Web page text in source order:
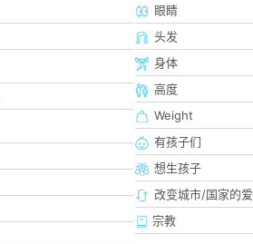
眼睛
头发
身体
高度
Weight
有孩子们
想生孩子
改变城市/国家的爱
宗教